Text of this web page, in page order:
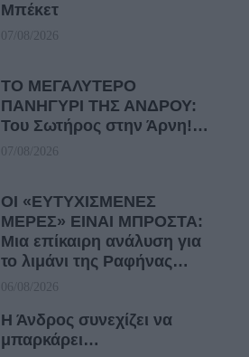
Μπέκετ
07/08/2026
ΤΟ ΜΕΓΑΛΥΤΕΡΟ
ΠΑΝΗΓΥΡΙ ΤΗΣ ΑΝΔΡΟΥ:
Του Σωτήρος στην Άρνη!…
07/08/2026
ΟΙ «ΕΥΤΥΧΙΣΜΕΝΕΣ
ΜΕΡΕΣ» ΕΙΝΑΙ ΜΠΡΟΣΤΑ:
Μια επίκαιρη ανάλυση για
το λιμάνι της Ραφήνας…
06/08/2026
Η Άνδρος συνεχίζει να
μπαρκάρει…